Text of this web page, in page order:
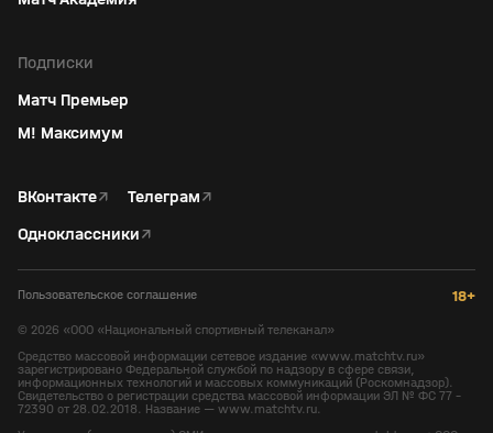
Подписки
Матч Премьер
М! Максимум
ВКонтакте↗ Телеграм↗
Одноклассники↗
Пользовательское соглашение 18+
© 2026 «ООО «Национальный спортивный телеканал»
Средство массовой информации сетевое издание «www.matchtv.ru»
зарегистрировано Федеральной службой по надзору в сфере связи,
информационных технологий и массовых коммуникаций (Роскомнадзор).
Свидетельство о регистрации средства массовой информации ЭЛ № ФС 77 -
72390 от 28.02.2018. Название — www.matchtv.ru.